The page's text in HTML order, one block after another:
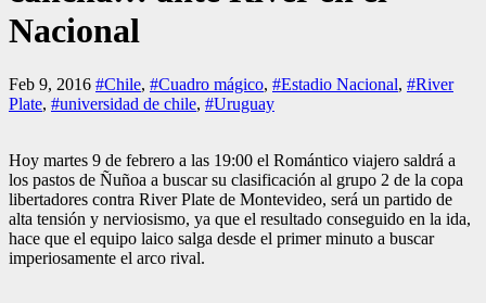
Nacional
Feb 9, 2016 #Chile, #Cuadro mágico, #Estadio Nacional, #River
Plate, #universidad de chile, #Uruguay
Hoy martes 9 de febrero a las 19:00 el Romántico viajero saldrá a
los pastos de Ñuñoa a buscar su clasificación al grupo 2 de la copa
libertadores contra River Plate de Montevideo, será un partido de
alta tensión y nerviosismo, ya que el resultado conseguido en la ida,
hace que el equipo laico salga desde el primer minuto a buscar
imperiosamente el arco rival.